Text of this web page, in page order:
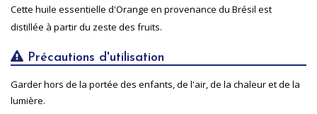
Cette huile essentielle d'Orange en provenance du Brésil est
distillée à partir du zeste des fruits.
Précautions d'utilisation
Garder hors de la portée des enfants, de l'air, de la chaleur et de la
lumière.